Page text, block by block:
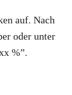
auf. Nach
oder unter
%”.